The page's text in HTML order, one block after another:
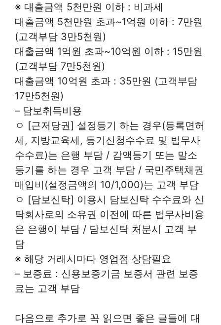
※ 대출금액 5천만원 이하 : 비과세
대출금액 5천만원 초과~1억원 이하 : 7만원
(고객부담 3만5천원)
대출금액 1억원 초과~10억원 이하 : 15만원
(고객부담 7만5천원)
대출금액 10억원 초과 : 35만원 (고객부담
17만5천원)
– 담보취득비용
ㅇ [근저당권] 설정등기 하는 경우(등록면허
세, 지방교육세, 등기신청수수료 및 법무사
수수료)는 은행 부담 / 감액등기 또는 말소
등기를 하는 경우 고객 부담 / 국민주택채권
매입비(설정금액의 10/1,000)는 고객 부담
ㅇ [담보신탁] 이용시 담보신탁 수수료와 신
탁회사로의 소유권 이전에 따른 법무사비용
은 은행이 부담 / 담보신탁 처분시 고객 부
담
※ 해당 거래시마다 영업점 상담필요
– 보증료 : 신용보증기금 보증서 관련 보증
료는 고객 부담
다음으로 추가로 꼭 읽으면 좋은 글들에 대